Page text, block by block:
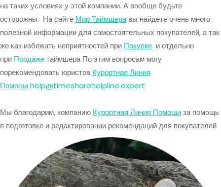
на таких условиях у этой компании. А вообще будьте
осторожны. На сайте Мир Таймшеравы найдете очень много
полезной информации для самостоятельных покупателей, а так
же как избежать неприятностей при Покупке и отдельно
при Продажетаймшера По этим вопросам могу
порекомендовать юристов Курортная Линия
Помощиhelp@timesharehelpline.expert
Мы благодарим, компанию Курортная Линия Помощиза помощь
в подготовке и редактировании рекомендаций для покупателей